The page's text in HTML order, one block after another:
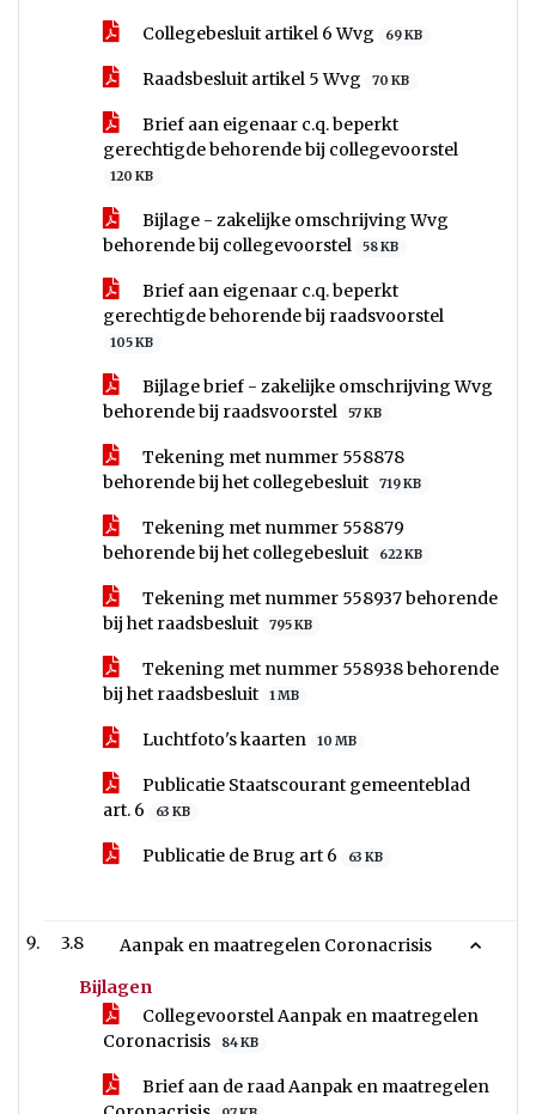
Collegebesluit artikel 6 Wvg 69 KB
Raadsbesluit artikel 5 Wvg 70 KB
Brief aan eigenaar c.q. beperkt
gerechtigde behorende bij collegevoorstel
120 KB
Bijlage - zakelijke omschrijving Wvg
behorende bij collegevoorstel
58 KB
Brief aan eigenaar c.q. beperkt
gerechtigde behorende bij raadsvoorstel
105 KB
Bijlage brief - zakelijke omschrijving Wvg
behorende bij raadsvoorstel
57 KB
Tekening met nummer 558878
behorende bij het collegebesluit
719 KB
Tekening met nummer 558879
behorende bij het collegebesluit
622 KB
Tekening met nummer 558937 behorende
bij het raadsbesluit
795 KB
Tekening met nummer 558938 behorende
bij het raadsbesluit
1 MB
Luchtfoto's kaarten 10 MB
Publicatie Staatscourant gemeenteblad
art. 6
63 KB
Publicatie de Brug art 6 63 KB
3.8
Aanpak en maatregelen Coronacrisis
Bijlagen
Collegevoorstel Aanpak en maatregelen
Coronacrisis
84 KB
Brief aan de raad Aanpak en maatregelen